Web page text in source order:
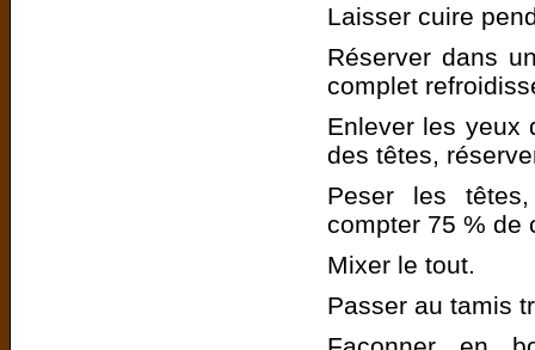
Laisser cuire
Réserver dans
complet
Enlever les yeux
des têtes,
Peser les
compter 75 % de
Mixer le tout.
Passer au tamis